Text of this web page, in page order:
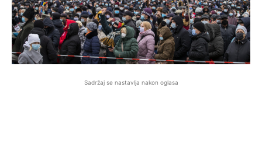
Sadržaj se nastavlja nakon oglasa